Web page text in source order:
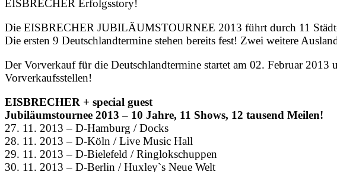
EISBRECHER Erfolgsstory!
Die EISBRECHER JUBILÄUMSTOURNEE 2013 führt durch 11
Die ersten 9 Deutschlandtermine stehen bereits fest! Zwei weitere
Der Vorverkauf für die Deutschlandtermine startet am 02. Februar 2013
Vorverkaufsstellen!
EISBRECHER + special guest
Jubiläumstournee 2013 – 10 Jahre, 11 Shows, 12 tausend Meilen!
27. 11. 2013 – D-Hamburg / Docks
28. 11. 2013 – D-Köln / Live Music Hall
29. 11. 2013 – D-Bielefeld / Ringlokschuppen
30. 11. 2013 – D-Berlin / Huxley`s Neue Welt